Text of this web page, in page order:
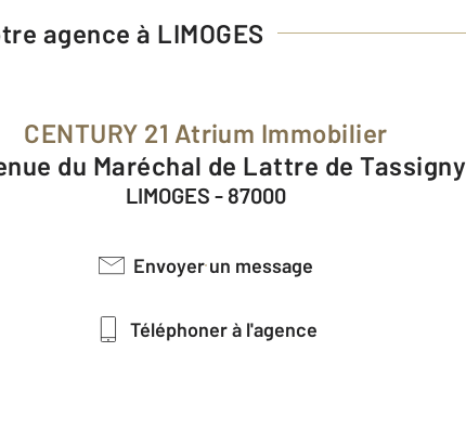
agence à LIMOGES
CENTURY 21 Atrium Immobilier
du Maréchal de Lattre de Tassigny
LIMOGES - 87000
Envoyer un message
Téléphoner à l'agence